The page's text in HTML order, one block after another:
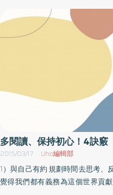
效果良好，令人驚嘆。這項技術
全球範圍內獲得廣泛的認可與迴
治療方法的革新與進步。 何冠旻
上獲得認可，更為聲帶麻痺患者
項創新的技術，患者能夠重拾自
技術的進一步普及和完善，將惠及
道融合病毒」是當病毒感染到上
致發炎，因此會發生相關症狀。
嬰幼兒，症狀會有像發燒、流鼻
是會發出咻咻的「喘鳴聲」，類似像是氣
如果本來只是輕微咳嗽突然轉
意，尤其是年紀較小、早產兒、
乏的孩童，更是高危險族群。 上呼吸道疾病比
咳嗽、流鼻涕、發燒（不一定發
（不太高燒）、有咻咻的「喘鳴
導致喘、呼吸急促、食慾不振 病
導致肺炎的可能，年紀越小越危險 新冠肺炎 症狀：咳嗽、喉嚨痛、
發燒（較高）、易吐、因聲帶發
～10天 危險性：要注意併發症，但較不會
多閱讀、保持初心！4訣
2015/03/17 Uho編輯部
1）與自己有約 規劃時間去思考
覺得我們都有義務為這個世界貢